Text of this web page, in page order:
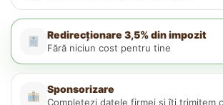
Redirecționare 3,5% din impozit
Fără niciun cost pentru tine
Sponsorizare
Completezi datele firmei și îți trimitem